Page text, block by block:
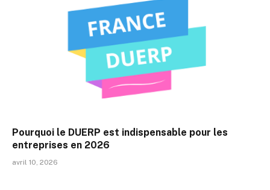
Pourquoi le DUERP est indispensable pour les
entreprises en 2026
avril 10, 2026